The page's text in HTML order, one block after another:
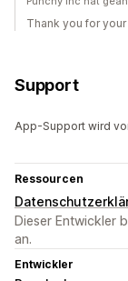
Thank you for your
Support
App-Support wird
Ressourcen
Dieser Entwickler
an.
Entwickler